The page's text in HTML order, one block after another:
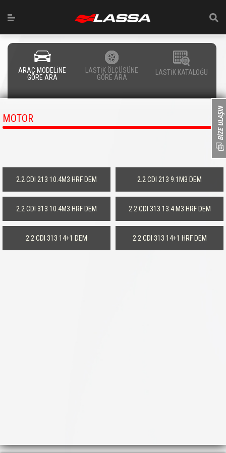
ARAÇ MODELİNE
GÖRE ARA
LASTİK ÖLÇÜSÜNE
GÖRE ARA
LASTİK KATALOĞU
MOTOR
2.2 CDI 213 10.4M3 HRF DEM 2.2 CDI 213 9.1M3 DEM
2.2 CDI 313 10.4M3 HRF DEM 2.2 CDI 313 13.4 M3 HRF DEM
2.2 CDI 313 14+1 DEM 2.2 CDI 313 14+1 HRF DEM